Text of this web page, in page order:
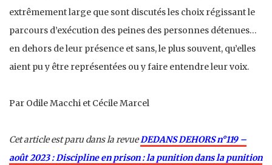
extrêmement large que sont discutés les choix régissant le
parcours d’exécution des peines des personnes détenues…
en dehors de leur présence et sans, le plus souvent, qu’elles
aient pu y être représentées ou y faire entendre leur voix.
Par Odile Macchi et Cécile Marcel
Cet article est paru dans la revueDEDANS DEHORS n°119 –
août 2023 : Discipline en prison : la punition dans la punition